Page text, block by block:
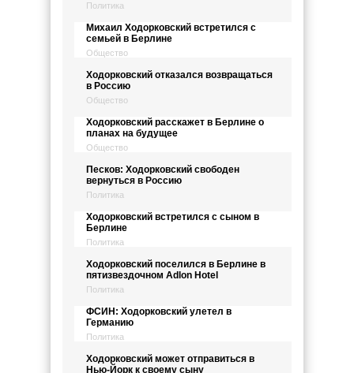
Политика
Михаил Ходорковский встретился с
семьей в Берлине
Общество
Ходорковский отказался возвращаться
в Россию
Общество
Ходорковский расскажет в Берлине о
планах на будущее
Общество
Песков: Ходорковский свободен
вернуться в Россию
Политика
Ходорковский встретился с сыном в
Берлине
Политика
Ходорковский поселился в Берлине в
пятизвездочном Adlon Hotel
Политика
ФСИН: Ходорковский улетел в
Германию
Политика
Ходорковский может отправиться в
Нью-Йорк к своему сыну